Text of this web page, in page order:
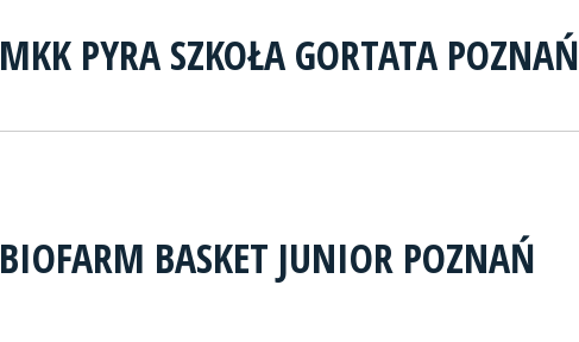
MKK PYRA SZKOŁA GORTATA POZNAŃ
BIOFARM BASKET JUNIOR POZNAŃ